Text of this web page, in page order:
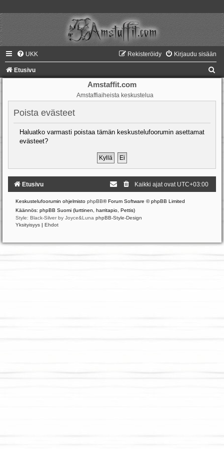
UKK Kirjaudu sisään
Rekisteröidy
Etusivu
Amstaffit.com
Amstaffiaiheista keskustelua
Poista evästeet
Haluatko varmasti poistaa tämän keskustelufoorumin asettamat
evästeet?
Etusivu Kaikki ajat ovat UTC+03:00
Keskustelufoorumin ohjelmisto phpBB® Forum Software © phpBB Limited
Käännös: phpBB Suomi (lurttinen, harritapio, Pettis)
Style: Black-Silver by Joyce&Luna phpBB-Style-Design
Yksityisyys | Ehdot